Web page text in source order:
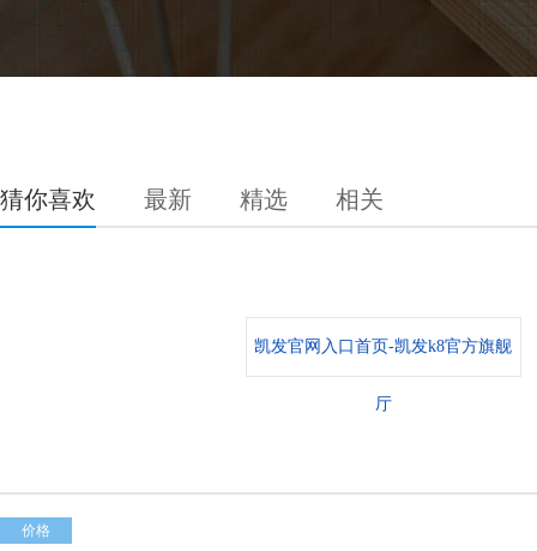
猜你喜欢 最新 精选 相关
凯发官网入口首页-凯发k8官方旗舰
厅
价格